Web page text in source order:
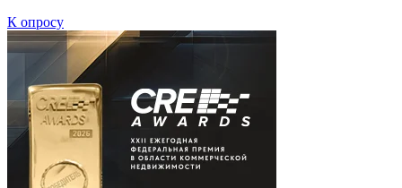
К опросу